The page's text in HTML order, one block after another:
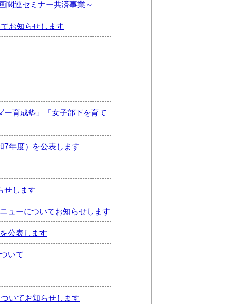
関連セミナー共済事業～
お知らせします
ー育成塾」「女子部下を育て
7年度）を公表します
せします
ューについてお知らせします
公表します
いて
いてお知らせします